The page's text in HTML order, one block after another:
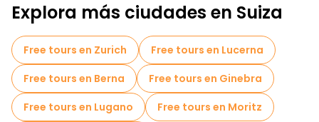
Explora más ciudades en Suiza
Free tours en Zurich
Free tours en Lucerna
Free tours en Berna
Free tours en Ginebra
Free tours en Lugano
Free tours en Moritz